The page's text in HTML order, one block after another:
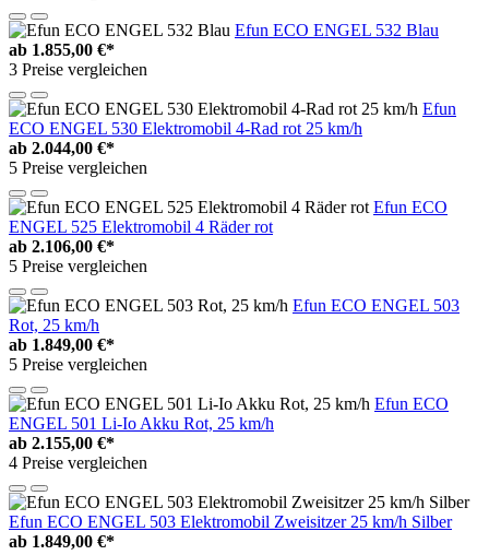
Efun ECO ENGEL 532 Blau
ab 1.855,00 €*
3 Preise vergleichen
Efun
ECO ENGEL 530 Elektromobil 4-Rad rot 25 km/h
ab 2.044,00 €*
5 Preise vergleichen
Efun ECO
ENGEL 525 Elektromobil 4 Räder rot
ab 2.106,00 €*
5 Preise vergleichen
Efun ECO ENGEL 503
Rot, 25 km/h
ab 1.849,00 €*
5 Preise vergleichen
Efun ECO
ENGEL 501 Li-Io Akku Rot, 25 km/h
ab 2.155,00 €*
4 Preise vergleichen
Efun ECO ENGEL 503 Elektromobil Zweisitzer 25 km/h Silber
ab 1.849,00 €*